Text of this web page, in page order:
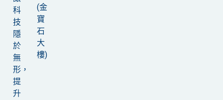
科
技
隱
於
無
形，
提
升
(金
寶
石
大
樓)